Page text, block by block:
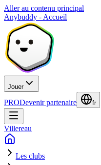
Aller au contenu principal
Anybuddy - Accueil
Jouer
PRODevenir partenaire fr
Villereau
Les clubs